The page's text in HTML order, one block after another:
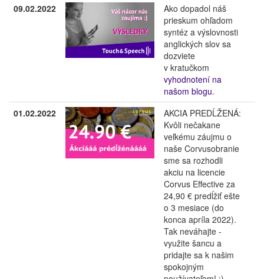
09.02.2022
Ako dopadol náš
prieskum ohľadom
syntéz a výslovnosti
anglických slov sa
dozviete
v kratučkom
vyhodnotení na
našom blogu.
01.02.2022
AKCIA PREDĹŽENÁ:
Kvôli nečakane
veľkému záujmu o
naše Corvusobranie
sme sa rozhodli
akciu na licencie
Corvus Effective za
24,90 € predĺžiť ešte
o 3 mesiace (do
konca apríla 2022).
Tak neváhajte -
využite šancu a
pridajte sa k našim
spokojným